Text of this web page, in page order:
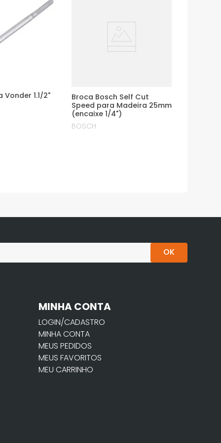
1.1/2"
Broca Bosch Self Cut
Speed para Madeira 25mm
(encaixe 1/4")
BOSCH
OK
MINHA CONTA
LOGIN/CADASTRO
MINHA CONTA
MEUS PEDIDOS
MEUS FAVORITOS
MEU CARRINHO